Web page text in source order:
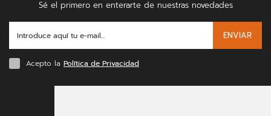
Sé el primero en enterarte de nuestras novedades
ENVIAR
Acepto la Política de Privacidad